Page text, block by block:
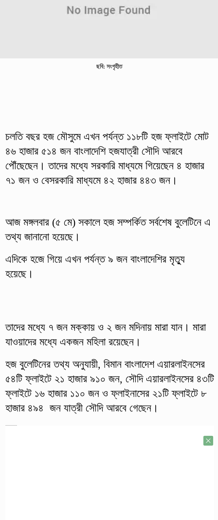
ছবি: সংগৃহীত
চলতি বছর হজ মৌসুমে এখন পর্যন্ত ১১৮টি হজ ফ্লাইটে মোট
৪৬ হাজার ৫১৪ জন বাংলাদেশি হজযাত্রী সৌদি আরবে
পৌঁছেছেন। তাদের মধ্যে সরকারি মাধ্যমে গিয়েছেন ৪ হাজার
৭১ জন ও বেসরকারি মাধ্যমে ৪২ হাজার ৪৪৩ জন।
আজ মঙ্গলবার (৫ মে) সকালে হজ সম্পর্কিত সর্বশেষ বুলেটিনে এ
তথ্য জানানো হয়েছে।
এদিকে হজে গিয়ে এখন পর্যন্ত ৯ জন বাংলাদেশির মৃত্যু
হয়েছে।
তাদের মধ্যে ৭ জন মক্কায় ও ২ জন মদিনায় মারা যান। মারা
যাওয়াদের মধ্যে একজন মহিলা রয়েছেন।
হজ বুলেটিনের তথ্য অনুযায়ী, বিমান বাংলাদেশ এয়ারলাইনসের
৫৪টি ফ্লাইটে ২১ হাজার ৯১০ জন, সৌদি এয়ারলাইনসের ৪৩টি
ফ্লাইটে ১৬ হাজার ১১০ জন ও ফ্লাইনাসের ২১টি ফ্লাইটে ৮
হাজার ৪৯৪ জন যাত্রী সৌদি আরবে গেছেন।